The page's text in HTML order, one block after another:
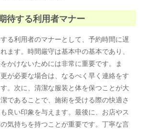
待する利用者マナー
る利用者のマナーとして、予約時間に遅
ます。時間厳守は基本中の基本であり、
かけないためには非常に重要です。ま
が必要な場合は、なるべく早く連絡をす
。次に、清潔な服装と体を保つことが大
であることで、施術を受ける際の快適さ
良い印象を与えます。最後に、お店やス
気持ちを持つことが重要です。丁寧な言